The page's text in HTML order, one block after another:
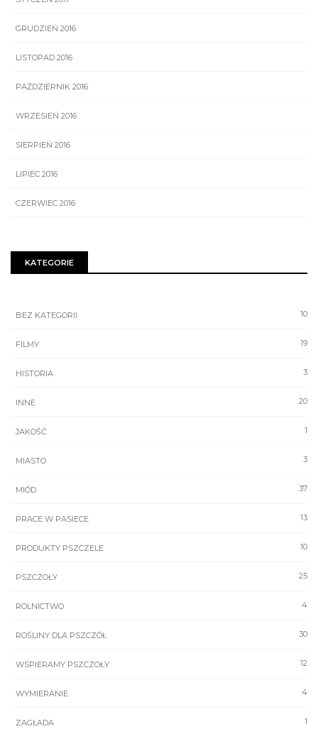
GRUDZIEŃ 2016
LISTOPAD 2016
PAŹDZIERNIK 2016
WRZESIEŃ 2016
SIERPIEŃ 2016
LIPIEC 2016
CZERWIEC 2016
KATEGORIE
10
BEZ KATEGORII
19
FILMY
3
HISTORIA
20
INNE
1
JAKOŚĆ
3
MIASTO
37
MIÓD
13
PRACE W PASIECE
10
PRODUKTY PSZCZELE
25
PSZCZOŁY
4
ROLNICTWO
30
ROŚLINY DLA PSZCZÓŁ
12
WSPIERAMY PSZCZOŁY
4
WYMIERANIE
1
ZAGŁADA